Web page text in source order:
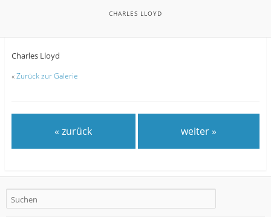
CHARLES LLOYD
Charles Lloyd
«Zurück zur Galerie
« zurück weiter »